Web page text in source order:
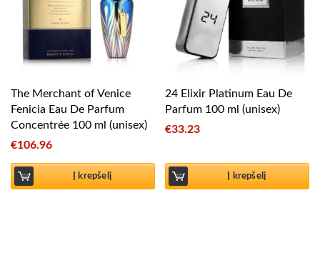
The Merchant of Venice
Fenicia Eau De Parfum
Concentrée 100 ml (unisex)
€106.96
Į krepšelį
24 Elixir Platinum Eau De
Parfum 100 ml (unisex)
€33.23
Į krepšelį